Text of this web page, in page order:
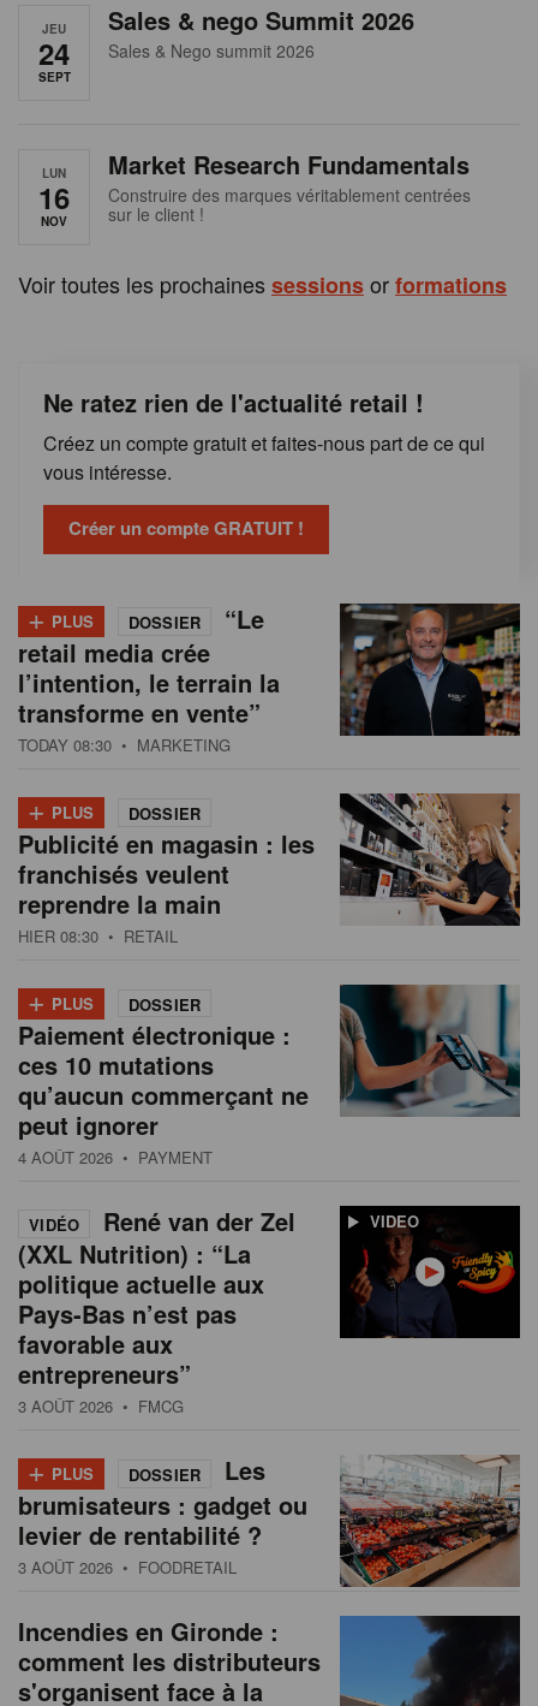
JEU
24
SEPT
Sales & nego Summit 2026
Sales & Nego summit 2026
LUN
16
NOV
Market Research Fundamentals
Construire des marques véritablement centrées
sur le client !
Voir toutes les prochaines sessionsorformations
Ne ratez rien de l'actualité retail !
Créez un compte gratuit et faites-nous part de ce qui
vous intéresse.
Créer un compte GRATUIT !
+ PLUS DOSSIER
“Le
retail media crée
l’intention, le terrain la
transforme en vente”
TODAY 08:30 • MARKETING
+ PLUS DOSSIER
Publicité en magasin : les
franchisés veulent
reprendre la main
HIER 08:30 • RETAIL
+ PLUS DOSSIER
Paiement électronique :
ces 10 mutations
qu’aucun commerçant ne
peut ignorer
4 AOÛT 2026 • PAYMENT
VIDEO
VIDÉO
René van der Zel
(XXL Nutrition) : “La
politique actuelle aux
Pays-Bas n’est pas
favorable aux
entrepreneurs”
3 AOÛT 2026 • FMCG
+ PLUS DOSSIER
Les
brumisateurs : gadget ou
levier de rentabilité ?
3 AOÛT 2026 • FOODRETAIL
Incendies en Gironde :
comment les distributeurs
s'organisent face à la